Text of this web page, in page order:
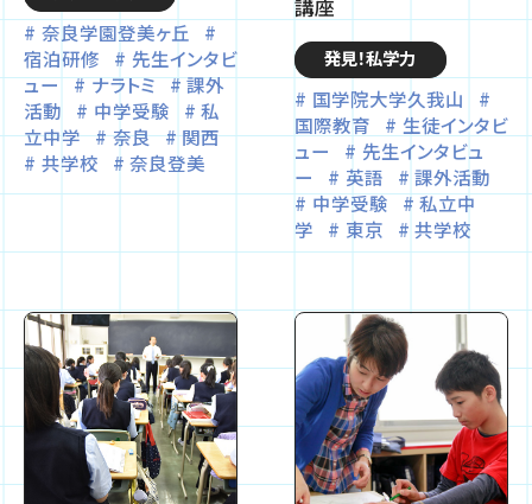
奈良学園登美ヶ丘
宿泊研修
先生インタビ
ュー
ナラトミ
課外
活動
中学受験
私
立中学
奈良
関西
共学校
奈良登美
講座
発見！私学力
国学院大学久我山
国際教育
生徒インタビ
ュー
先生インタビュ
ー
英語
課外活動
中学受験
私立中
学
東京 共学校